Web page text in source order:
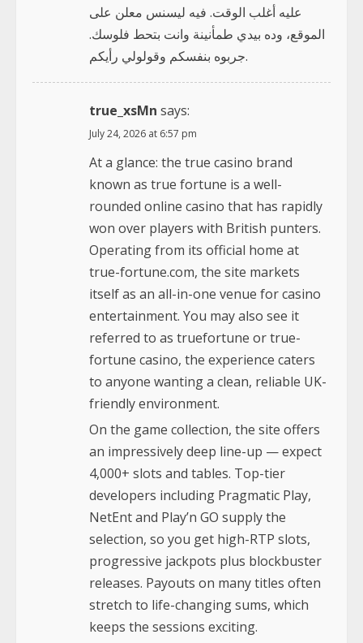
عليه أغلب الوقت. فيه ليسنس معلن على
الموقع، وده بيدي طمأنينة وانت بتحط فلوسك.
جربوه بنفسكم وقولولي رأيكم.
true_xsMn says:
July 24, 2026 at 6:57 pm
At a glance: the true casino brand
known as true fortune is a well-
rounded online casino that has rapidly
won over players with British punters.
Operating from its official home at
true-fortune.com, the site markets
itself as an all-in-one venue for casino
entertainment. You may also see it
referred to as truefortune or true-
fortune casino, the experience caters
to anyone wanting a clean, reliable UK-
friendly environment.
On the game collection, the site offers
an impressively deep line-up — expect
4,000+ slots and tables. Top-tier
developers including Pragmatic Play,
NetEnt and Play’n GO supply the
selection, so you get high-RTP slots,
progressive jackpots plus blockbuster
releases. Payouts on many titles often
stretch to life-changing sums, which
keeps the sessions exciting.